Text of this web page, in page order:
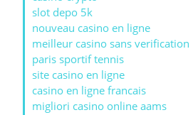
slot depo 5k
nouveau casino en ligne
meilleur casino sans verification
paris sportif tennis
site casino en ligne
casino en ligne francais
migliori casino online aams